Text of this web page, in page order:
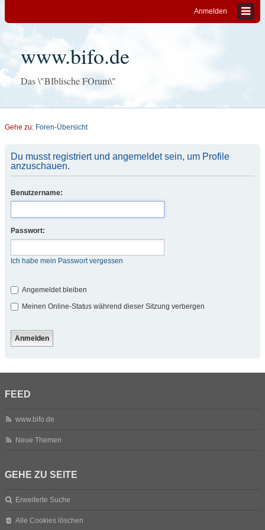
Anmelden
www.bifo.de
Das \"BIblische FOrum\"
Gehe zu: Foren-Übersicht
Du musst registriert und angemeldet sein, um Profile
anzuschauen.
Benutzername:
Passwort:
Ich habe mein Passwort vergessen
Angemeldet bleiben
Meinen Online-Status während dieser Sitzung verbergen
FEED
www.bifo.de
Neue Themen
GEHE ZU SEITE
Erweiterte Suche
Alle Cookies löschen